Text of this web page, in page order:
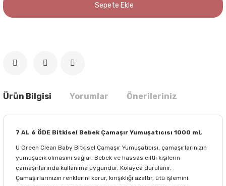
Sepete Ekle
Ürün Bilgisi Yorumlar Önerileriniz
7 AL 6 ÖDE Bitkisel Bebek Çamaşır Yumuşatıcısı 1000 ml,
U Green Clean Baby Bitkisel Çamaşır Yumuşatıcısı, çamaşırlarınızın
yumuşacık olmasını sağlar. Bebek ve hassas ciltli kişilerin
çamaşırlarında kullanıma uygundur. Kolayca durulanır.
Çamaşırlarınızın renklerini korur, kırışıklığı azaltır, ütü işlemini